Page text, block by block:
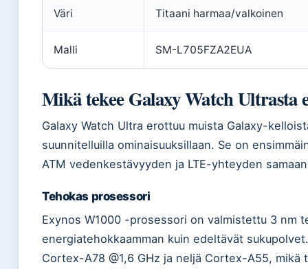
Väri Titaani harmaa/valkoinen
Malli SM-L705FZA2EUA
Mikä tekee Galaxy Watch Ultrasta
Galaxy Watch Ultra erottuu muista Galaxy-
suunnitelluilla ominaisuuksillaan. Se on
ATM vedenkestävyyden ja LTE-yhteyden
Tehokas prosessori
Exynos W1000 -prosessori on valmistettu 3 nm
energiatehokkaamman kuin edeltävät
Cortex-A78 @1,6 GHz ja neljä Cortex-A55, mikä